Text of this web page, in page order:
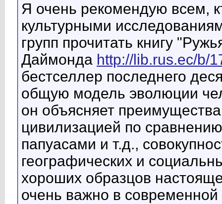
Я очень рекомендую всем,
культурными
групп прочитать книгу
Даймонда http://lib.rus.ec/b/
бестселлер последнего
общую модель эволюции
он объясняет
цивилизацией по
папуасами и т.д.,
географических и
хороших образцов
очень важно в современной